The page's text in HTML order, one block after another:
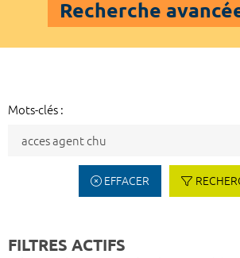
Recherche
Mots-clés :
EFFACER
FILTRES ACTIFS